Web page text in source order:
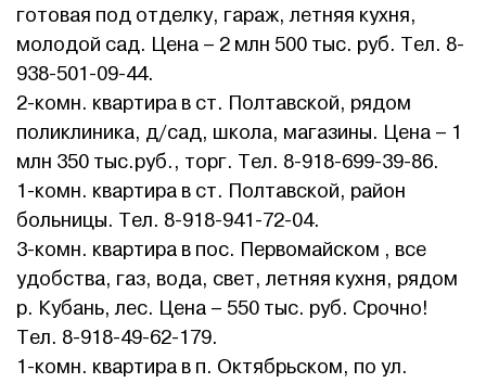
готовая под отделку, гараж, летняя кухня,
молодой сад. Цена – 2 млн 500 тыс. руб. Тел. 8-
938-501-09-44.
2-комн. квартира в ст. Полтавской, рядом
поликлиника, д/сад, школа, магазины. Цена – 1
млн 350 тыс.руб., торг. Тел. 8-918-699-39-86.
1-комн. квартира в ст. Полтавской, район
больницы. Тел. 8-918-941-72-04.
3-комн. квартира в пос. Первомайском , все
удобства, газ, вода, свет, летняя кухня, рядом
р. Кубань, лес. Цена – 550 тыс. руб. Срочно!
Тел. 8-918-49-62-179.
1-комн. квартира в п. Октябрьском, по ул.